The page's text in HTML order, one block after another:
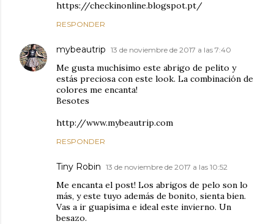
https://checkinonline.blogspot.pt/
RESPONDER
mybeautrip 13 de noviembre de 2017 a las 7:40
Me gusta muchísimo este abrigo de pelito y
estás preciosa con este look. La combinación de
colores me encanta!
Besotes
http://www.mybeautrip.com
RESPONDER
Tiny Robin 13 de noviembre de 2017 a las 10:52
Me encanta el post! Los abrigos de pelo son lo
más, y este tuyo además de bonito, sienta bien.
Vas a ir guapísima e ideal este invierno. Un
besazo.